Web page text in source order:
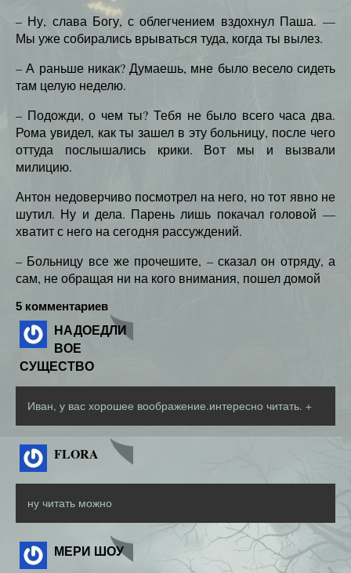
– Ну, слава Богу, с облегчением вздохнул Паша. —
Мы уже собирались врываться туда, когда ты вылез.
– А раньше никак? Думаешь, мне было весело сидеть
там целую неделю.
– Подожди, о чем ты? Тебя не было всего часа два.
Рома увидел, как ты зашел в эту больницу, после чего
оттуда послышались крики. Вот мы и вызвали
милицию.
Антон недоверчиво посмотрел на него, но тот явно не
шутил. Ну и дела. Парень лишь покачал головой —
хватит с него на сегодня рассуждений.
– Больницу все же прочешите, – сказал он отряду, а
сам, не обращая ни на кого внимания, пошел домой
5 комментариев
НАДОЕДЛИ
ВОЕ
СУЩЕСТВО
Иван, у вас хорошее воображение.интересно читать. +
FLORA
ну читать можно
МЕРИ ШОУ